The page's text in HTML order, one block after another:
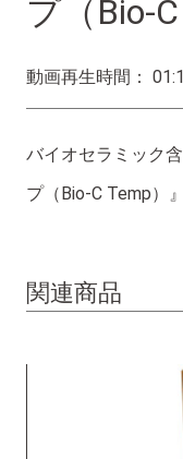
プ（Bio-C
動画再生時間：
バイオセラミック
プ（Bio-C Temp）』
関連商品